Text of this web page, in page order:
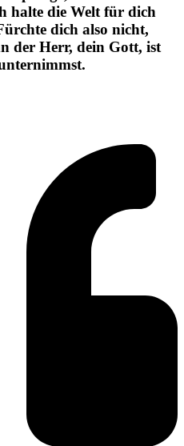
halte die Welt für dich
dich also nicht,
der Herr, dein Gott, ist